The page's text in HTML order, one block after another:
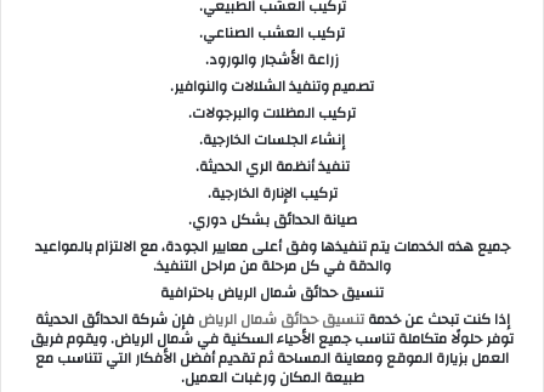
تركيب العشب الطبيعي.
تركيب العشب الصناعي.
زراعة الأشجار والورود.
تصميم وتنفيذ الشلالات والنوافير.
تركيب المظلات والبرجولات.
إنشاء الجلسات الخارجية.
تنفيذ أنظمة الري الحديثة.
تركيب الإنارة الخارجية.
صيانة الحدائق بشكل دوري.
جميع هذه الخدمات يتم تنفيذها وفق أعلى معايير الجودة، مع الالتزام بالمواعيد
والدقة في كل مرحلة من مراحل التنفيذ.
تنسيق حدائق شمال الرياض باحترافية
إذا كنت تبحث عن خدمةتنسيق حدائق شمال الرياضفإن شركة الحدائق الحديثة
توفر حلولًا متكاملة تناسب جميع الأحياء السكنية في شمال الرياض. ويقوم فريق
العمل بزيارة الموقع ومعاينة المساحة ثم تقديم أفضل الأفكار التي تتناسب مع
طبيعة المكان ورغبات العميل.